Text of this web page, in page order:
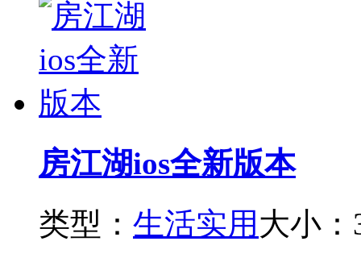
房江湖ios全新版本
类型： 生活实用 大小：